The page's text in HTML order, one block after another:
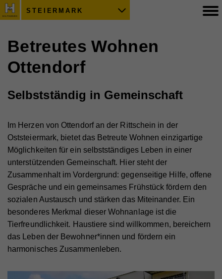
STEIERMARK
Betreutes Wohnen
Ottendorf
Selbstständig in Gemeinschaft
Im Herzen von Ottendorf an der Rittschein in der
Oststeiermark, bietet das Betreute Wohnen einzigartige
Möglichkeiten für ein selbstständiges Leben in einer
unterstützenden Gemeinschaft. Hier steht der
Zusammenhalt im Vordergrund: gegenseitige Hilfe, offene
Gespräche und ein gemeinsames Frühstück fördern den
sozialen Austausch und stärken das Miteinander. Ein
besonderes Merkmal dieser Wohnanlage ist die
Tierfreundlichkeit. Haustiere sind willkommen, bereichern
das Leben der Bewohner*innen und fördern ein
harmonisches Zusammenleben.